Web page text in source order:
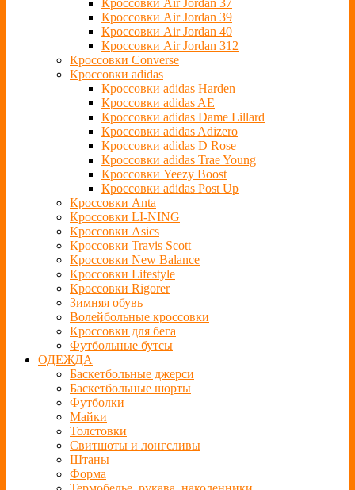
Кроссовки Air Jordan 37
Кроссовки Air Jordan 39
Кроссовки Air Jordan 40
Кроссовки Air Jordan 312
Кроссовки Converse
Кроссовки adidas
Кроссовки adidas Harden
Кроссовки adidas AE
Кроссовки adidas Dame Lillard
Кроссовки adidas Adizero
Кроссовки adidas D Rose
Кроссовки adidas Trae Young
Кроссовки Yeezy Boost
Кроссовки adidas Post Up
Кроссовки Anta
Кроссовки LI-NING
Кроссовки Asics
Кроссовки Travis Scott
Кроссовки New Balance
Кроссовки Lifestyle
Кроссовки Rigorer
Зимняя обувь
Волейбольные кроссовки
Кроссовки для бега
Футбольные бутсы
ОДЕЖДА
Баскетбольные джерси
Баскетбольные шорты
Футболки
Майки
Толстовки
Свитшоты и лонгсливы
Штаны
Форма